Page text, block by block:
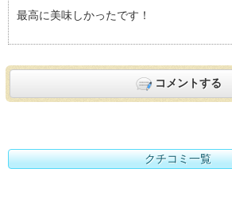
つばちゃんの都鮨おすすめ度：
最高に美味しかったです！
コメントする
クチコミ一覧